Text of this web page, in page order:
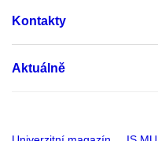
Kontakty
Aktuálně